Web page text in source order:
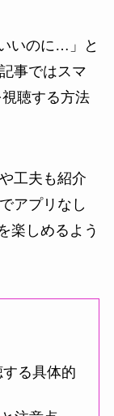
いのに…」と
事ではスマ
聴する方法
工夫も紹介
アプリなし
楽しめるよう
る具体的